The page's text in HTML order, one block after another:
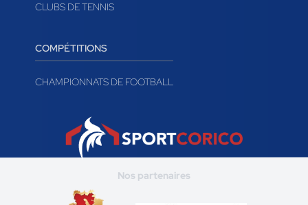
CLUBS DE TENNIS
COMPÉTITIONS
CHAMPIONNATS DE FOOTBALL
Nos partenaires